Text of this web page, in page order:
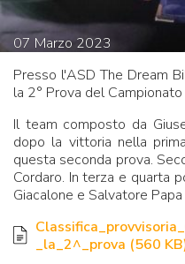
07 Marzo2023
Presso l'ASD The Dream
la 2° Prova del
Il team composto da
dopo la vittoria nella
questa seconda prova.
Cordaro. In terza e quarta
Giacalone e Salvatore
_la_2^_prova (560 KB